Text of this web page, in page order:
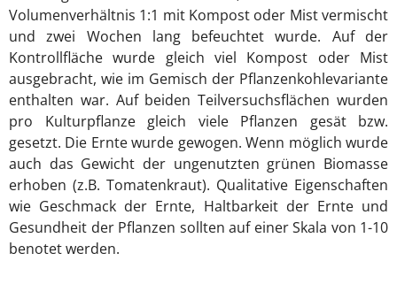
Volumenverhältnis 1:1 mit Kompost oder Mist vermischt
und zwei Wochen lang befeuchtet wurde. Auf der
Kontrollfläche wurde gleich viel Kompost oder Mist
ausgebracht, wie im Gemisch der Pflanzenkohlevariante
enthalten war. Auf beiden Teilversuchsflächen wurden
pro Kulturpflanze gleich viele Pflanzen gesät bzw.
gesetzt. Die Ernte wurde gewogen. Wenn möglich wurde
auch das Gewicht der ungenutzten grünen Biomasse
erhoben (z.B. Tomatenkraut). Qualitative Eigenschaften
wie Geschmack der Ernte, Haltbarkeit der Ernte und
Gesundheit der Pflanzen sollten auf einer Skala von 1-10
benotet werden.